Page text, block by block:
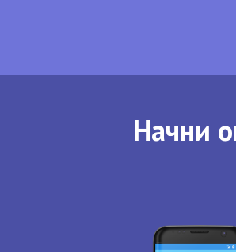
Начни